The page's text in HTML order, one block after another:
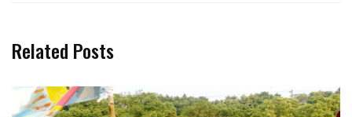
Related Posts